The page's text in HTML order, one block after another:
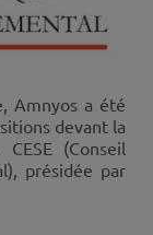
Amnyos a été
devant la
(Conseil
présidée par